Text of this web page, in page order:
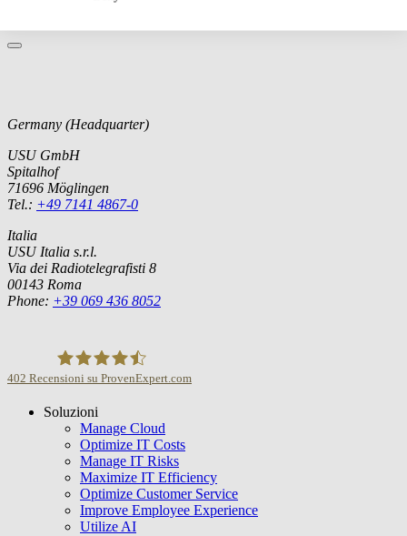
Germany (Headquarter)
USU GmbH
Spitalhof
71696 Möglingen
Tel.: +49 7141 4867-0
Italia
USU Italia s.r.l.
Via dei Radiotelegrafisti 8
00143 Roma
Phone: +39 069 436 8052
USU GmbH
402 Recensioni su ProvenExpert.com
Soluzioni
Manage Cloud
Optimize IT Costs
Manage IT Risks
Maximize IT Efficiency
Optimize Customer Service
Improve Employee Experience
Utilize AI